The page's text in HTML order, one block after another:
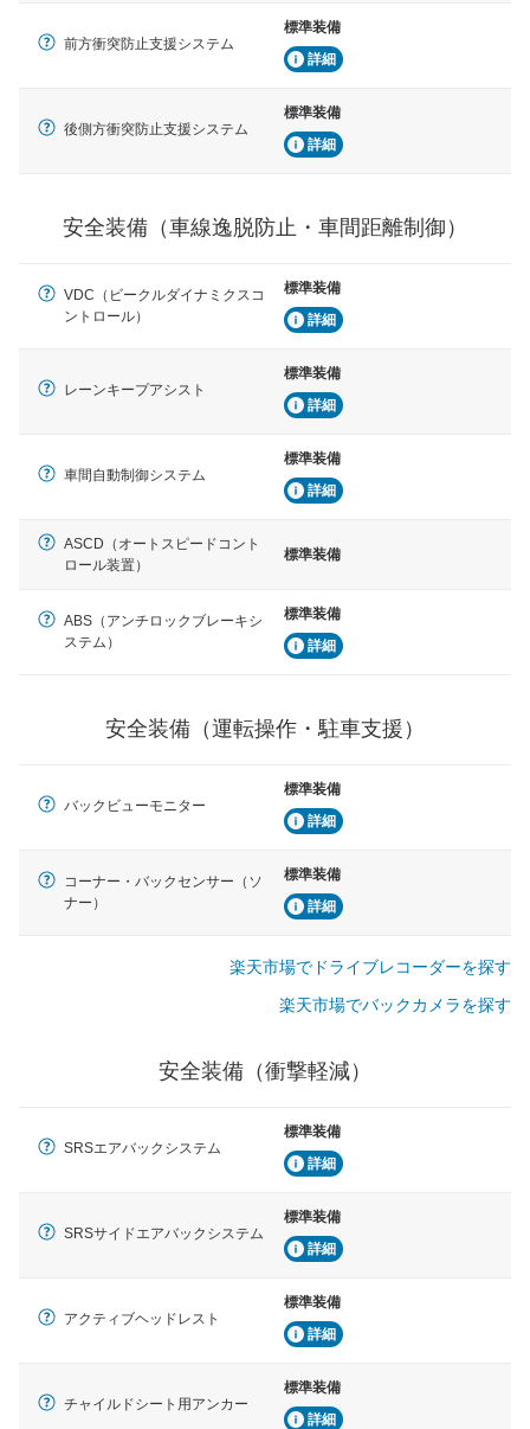
安全な車間距離を保ちながら前車を追従するアダプティ
ブ・クルーズ・コントロールなどが装備されています。
運転・駐車支援
駐車をスムーズに行うためにインテリジェンスパーキン
グ・アシストやサイドブラインドモニターなどが装備さ
衝撃軽減
ルトなどが装備されています。
前方衝突防止支援システム
標準装備
詳細
後側方衝突防止支援システム
標準装備
詳細
安全装備（車線逸脱防止・車間距離制御）
VDC（ビークルダイナミクスコ
ントロール）
標準装備
詳細
レーンキープアシスト
標準装備
詳細
車間自動制御システム
標準装備
詳細
ASCD（オートスピードコント
ロール装置）
標準装備
ABS（アンチロックブレーキシ
ステム）
標準装備
詳細
安全装備（運転操作・駐車支援）
バックビューモニター
標準装備
詳細
コーナー・バックセンサー（ソ
ナー）
標準装備
詳細
楽天市場でドライブレコーダーを探す
楽天市場でバックカメラを探す
安全装備（衝撃軽減）
SRSエアバックシステム
標準装備
詳細
SRSサイドエアバックシステム
標準装備
詳細
アクティブヘッドレスト
標準装備
詳細
チャイルドシート用アンカー
標準装備
詳細